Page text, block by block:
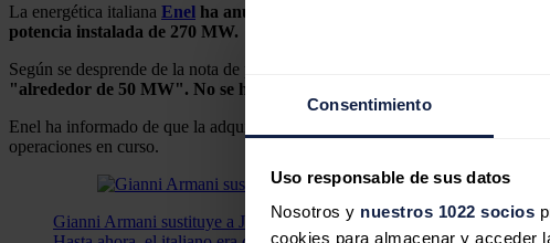
Consentimiento
Uso responsable de sus datos
Nosotros y nuestros 1022 socios
cookies para almacenar y acceder
La energética italiana Enel ha anunciado que su filial en Estados Unidos
potencia instalada de 270 MW.
Según se desprende de la nota de prensa publicada,
dos instalaciones se
"alrededor de 50 MW". No se ha revelado el nombre de la parte
Enel ha informado de que la adquisición se cerrará a finales de este año
operaciones en curso.
Gianni Armani sustituye a José Bogas como nuevo consejero delegado